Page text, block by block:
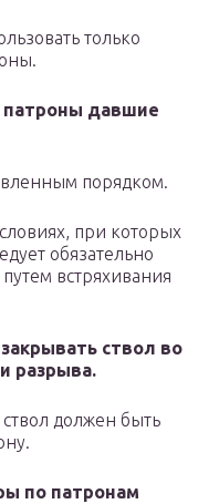
только
патроны давшие
порядком.
при которых
обязательно
встряхивания
ствол во
разрыва.
должен быть
по патронам